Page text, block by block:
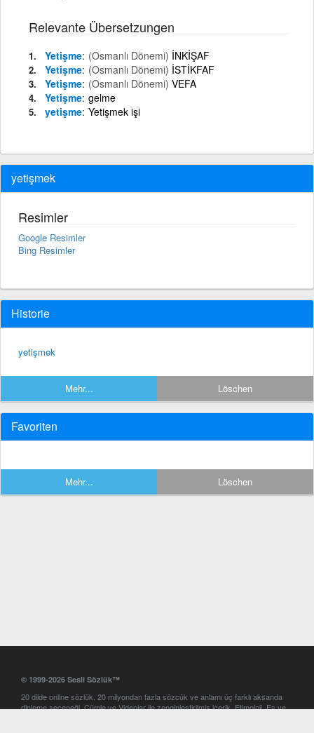
Relevante Übersetzungen
Yetişme (Osmanlı Dönemi) İNKİŞAF
Yetişme (Osmanlı Dönemi) İSTİKFAF
Yetişme (Osmanlı Dönemi) VEFA
Yetişme gelme
yetişme Yetişmek işi
yetişmek
Resimler
Google Resimler
Bing Resimler
Historie
yetişmek
Mehr... Löschen
Favoriten
Mehr... Löschen
© 1999-2026 Sesli Sözlük™
20 dilde online sözlük. 20 milyondan fazla sözcük ve anlamı üç farklı aksanda
dinleme seçeneği. Cümle ve Videolar ile zenginleştirilmiş içerik. Etimoloji, Eş ve